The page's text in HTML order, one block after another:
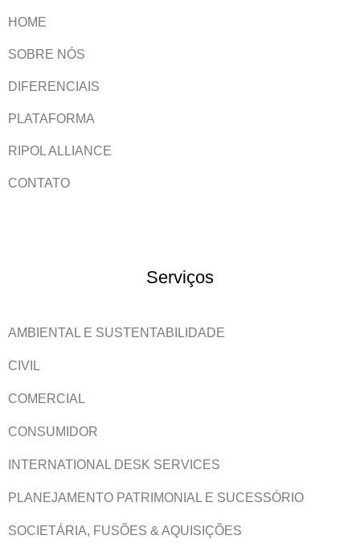
HOME
SOBRE NÓS
DIFERENCIAIS
PLATAFORMA
RIPOL ALLIANCE
CONTATO
Serviços
AMBIENTAL E SUSTENTABILIDADE
CIVIL
COMERCIAL
CONSUMIDOR
INTERNATIONAL DESK SERVICES
PLANEJAMENTO PATRIMONIAL E SUCESSÓRIO
SOCIETÁRIA, FUSÕES & AQUISIÇÕES